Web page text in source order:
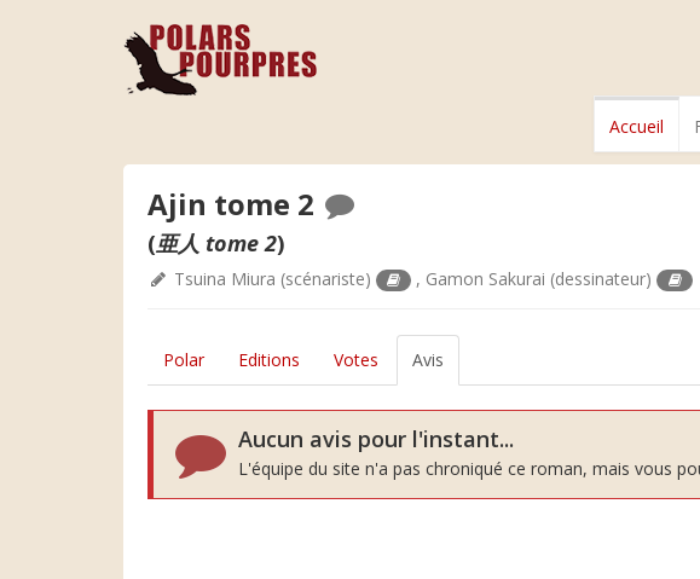
Accueil
Ajin tome 2
(亜人 tome 2)
Tsuina Miura (scénariste) , Gamon Sakurai (dessinateur)
Polar Editions Votes Avis
Aucun avis pour l'instant...
L'équipe du site n'a pas chroniqué ce roman, mais vous